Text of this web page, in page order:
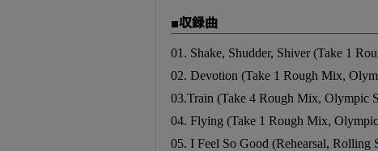
■収録曲
01. Shake, Shudder, Shiver (Take 1
02. Devotion (Take 1 Rough Mix,
03.Train (Take 4 Rough Mix, Olympic
04. Flying (Take 1 Rough Mix,
05. I Feel So Good (Rehearsal, Rolling